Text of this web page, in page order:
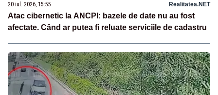
20 iul. 2026, 15:55 Realitatea.NET
Atac cibernetic la ANCPI: bazele de date nu au fost
afectate. Când ar putea fi reluate serviciile de cadastru